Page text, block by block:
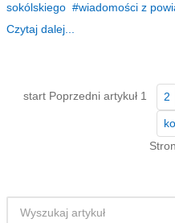
sokólskiego
wiadomości z
Czytaj dalej...
start Poprzedni artykuł 1 2